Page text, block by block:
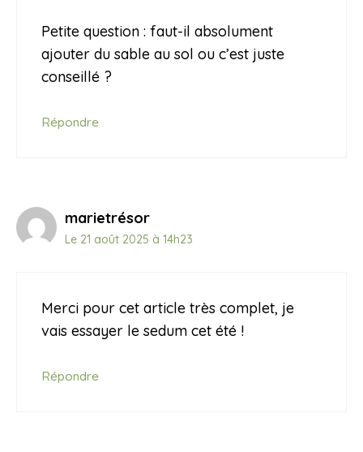
Petite question : faut-il absolument
ajouter du sable au sol ou c’est juste
conseillé ?
Répondre
marietrésor
Le 21 août 2025 à 14h23
Merci pour cet article très complet, je
vais essayer le sedum cet été !
Répondre